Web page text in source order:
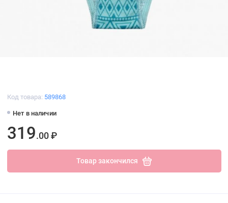
Код товара: 589868
Нет в наличии
319.00 ₽
Товар закончился